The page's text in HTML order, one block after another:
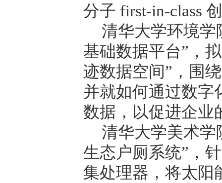
分子 first-in-class
清华大学环境
基础数据平台” ，
迹数据空间” ，围
并就如何通过数字
数据，以促进企业
清华大学美术学
生态户厕系统” ，
集处理器，将太阳